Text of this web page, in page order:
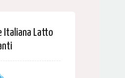
Italiana Latto